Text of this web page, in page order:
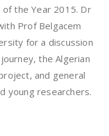
of the Year 2015. Dr
Prof Belgacem
for a discussion
the Algerian
and general
young researchers.